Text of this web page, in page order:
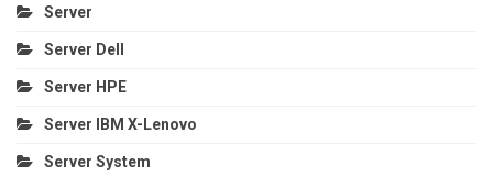
Server
Server Dell
Server HPE
Server IBM X-Lenovo
Server System